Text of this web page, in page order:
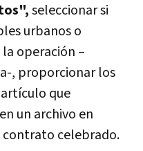
seleccionar si
urbanos o
operación –
, proporcionar los
que
un archivo en
celebrado.